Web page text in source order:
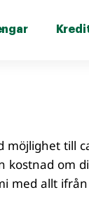
till
om
med allt